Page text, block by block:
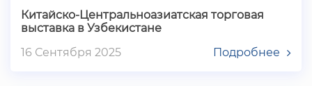
Китайско-Центральноазиатская торговая
выставка в Узбекистане
16 Сентября 2025
Подробнее